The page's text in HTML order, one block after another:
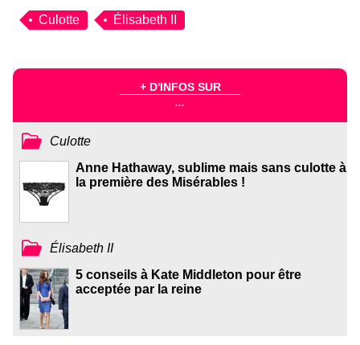
Culotte Élisabeth II
+ D'INFOS SUR
...
Culotte
Anne Hathaway, sublime mais sans culotte à
la première des Misérables !
Élisabeth II
5 conseils à Kate Middleton pour être
acceptée par la reine